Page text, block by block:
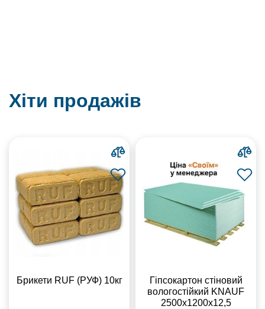
Хіти продажів
Брикети RUF (РУФ) 10кг
Гіпсокартон стіновий
вологостійкий KNAUF
2500х1200х12,5